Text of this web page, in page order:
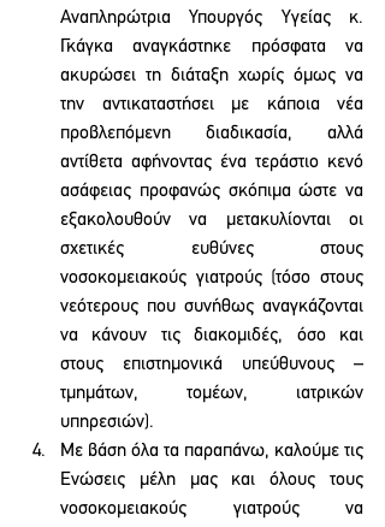
Αναπληρώτρια Υπουργός Υγείας κ.
Γκάγκα αναγκάστηκε πρόσφατα να
ακυρώσει τη διάταξη χωρίς όμως να
την αντικαταστήσει με κάποια νέα
προβλεπόμενη διαδικασία, αλλά
αντίθετα αφήνοντας ένα τεράστιο κενό
ασάφειας προφανώς σκόπιμα ώστε να
εξακολουθούν να μετακυλίονται οι
σχετικές ευθύνες στους
νοσοκομειακούς γιατρούς (τόσο στους
νεότερους που συνήθως αναγκάζονται
να κάνουν τις διακομιδές, όσο και
στους επιστημονικά υπεύθυνους –
τμημάτων, τομέων, ιατρικών
υπηρεσιών).
Με βάση όλα τα παραπάνω, καλούμε τις
Ενώσεις μέλη μας και όλους τους
νοσοκομειακούς γιατρούς να